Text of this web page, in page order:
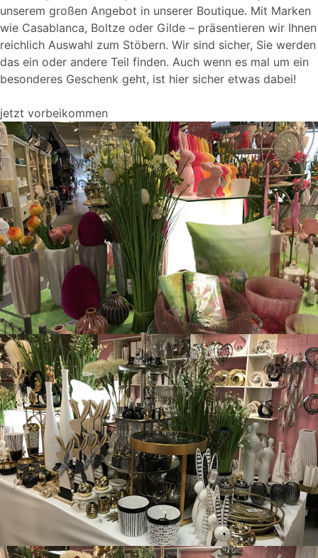
unserem großen Angebot in unserer Boutique. Mit Marken
wie Casablanca, Boltze oder Gilde – präsentieren wir Ihnen
reichlich Auswahl zum Stöbern. Wir sind sicher, Sie werden
das ein oder andere Teil finden. Auch wenn es mal um ein
besonderes Geschenk geht, ist hier sicher etwas dabei!
jetzt vorbeikommen